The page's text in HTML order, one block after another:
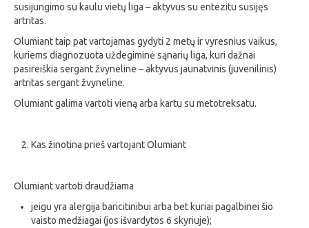
susijungimo su kaulu vietų liga – aktyvus su entezitu susijęs
artritas.
Olumiant taip pat vartojamas gydyti 2 metų ir vyresnius vaikus,
kuriems diagnozuota uždegiminė sąnarių liga, kuri dažnai
pasireiškia sergant žvyneline – aktyvus jaunatvinis (juvenilinis)
artritas sergant žvyneline.
Olumiant galima vartoti vieną arba kartu su metotreksatu.
Kas žinotina prieš vartojant Olumiant
Olumiant vartoti draudžiama
jeigu yra alergija baricitinibui arba bet kuriai pagalbinei šio
vaisto medžiagai (jos išvardytos 6 skyriuje);